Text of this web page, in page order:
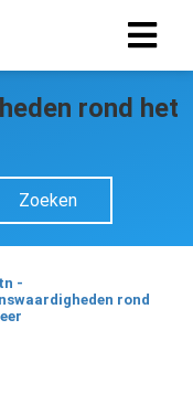
rond het
Zoeken
-
rond